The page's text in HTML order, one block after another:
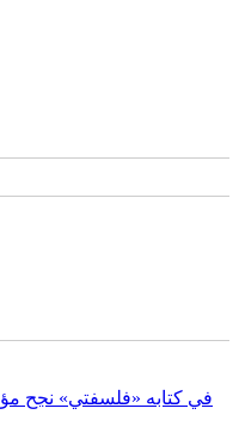
في كتابه «فلسفتي» نجح